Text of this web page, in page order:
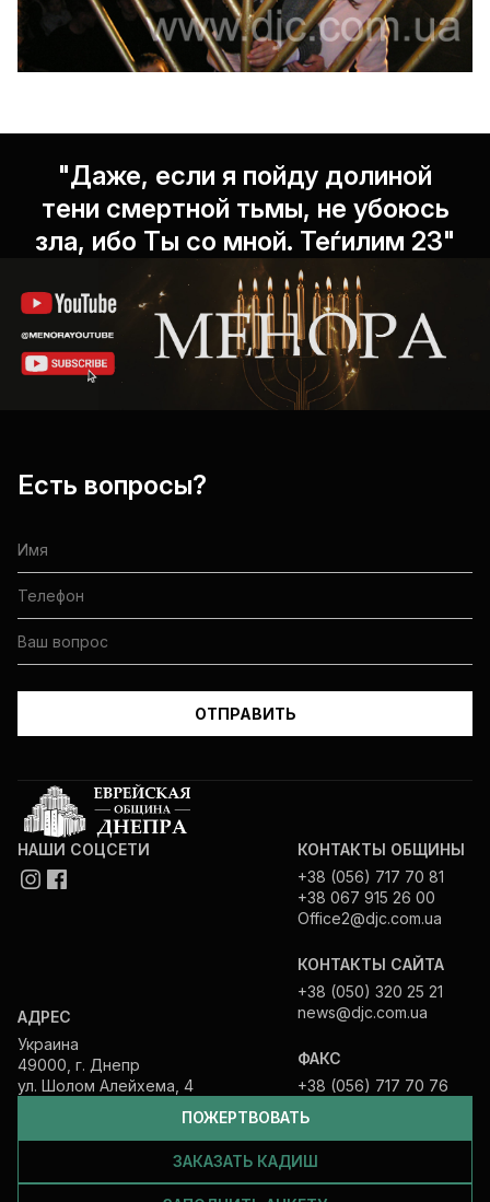
"Даже, если я пойду долиной
тени смертной тьмы, не убоюсь
зла, ибо Ты со мной. Теѓилим 23"
Есть вопросы?
ПОЖЕРТВОВАТЬ
ЗАКАЗАТЬ КАДИШ
НАШИ СОЦСЕТИ
АДРЕС
Украина
49000, г. Днепр
ул. Шолом Алейхема, 4
КОНТАКТЫ ОБЩИНЫ
+38 (056) 717 70 81
+38 067 915 26 00
Office2@djc.com.ua
КОНТАКТЫ САЙТА
+38 (050) 320 25 21
news@djc.com.ua
ФАКС
+38 (056) 717 70 76